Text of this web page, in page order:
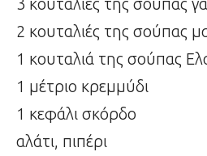
2 κουταλιές της σούπας
1 κουταλιά της σούπας
1 μέτριο κρεμμύδι
1 κεφάλι σκόρδο
αλάτι, πιπέρι